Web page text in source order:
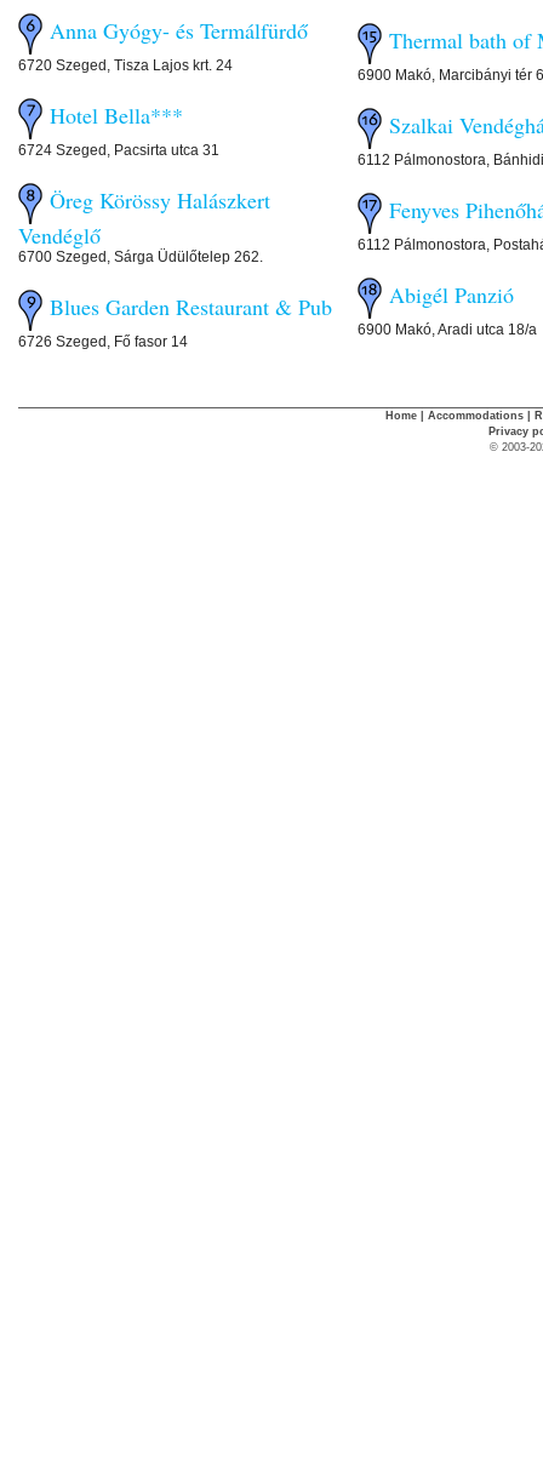
Anna Gyógy- és Termálfürdő
6720 Szeged, Tisza Lajos krt. 24
Hotel Bella***
6724 Szeged, Pacsirta utca 31
Öreg Körössy Halászkert
Vendéglő
6700 Szeged, Sárga Üdülőtelep 262.
Blues Garden Restaurant & Pub
6726 Szeged, Fő fasor 14
Thermal bath of
6900 Makó, Marcibányi tér 6
Szalkai
6112 Pálmonostora,
Fenyves
6112 Pálmonostora,
Abigél Panzió
6900 Makó, Aradi utca 18/a
Home Accommodations
Privacy
© 2003-